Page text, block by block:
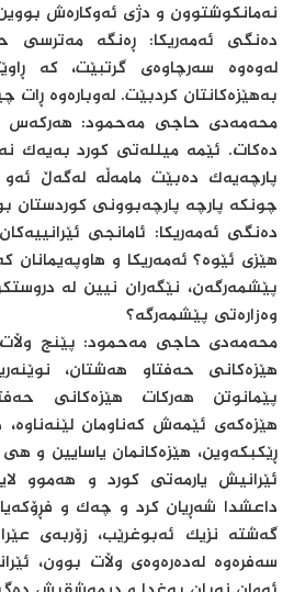
نەمانکوشتوون و دژی ئەوکارەش
دەنگی ئەمەریکا: ڕەنگە مەترسی
لەوەوە سەرچاوەی گرتبێت، کە
بەهێزەکانتان کردبێت. لەوبارەوە ڕات
محەمەدی حاجی مەحمود: هەرکەس
دەکات. ئێمە میللەتی کورد بەیەک
پارچەیەک دەبێت مامەڵە لەگەڵ ئەو
چونکە پارچە پارچەبوونی کوردستان
دەنگی ئەمەریکا: ئامانجی
هێزی ئێوە؟ ئەمەریکا و
پێشمەرگەن، نێگەران نیین لە
وەزارەتی پێشمەرگە؟
محەمەدی حاجی مەحمود: پێنج
هێزەکانی حەفتاو هەشتان،
پێمانوتن هەرکات هێزەکانی
هێزەکەی ئێمەش کەناومان
ڕێکبکەوین، هێزەکانمان یاسایین و
ئێرانیش یارمەتی کورد و هەموو
داعشدا شەڕیان کرد و چەک و
گەشتە نزیک ئەبوغرێب، زۆربەی
سەفرەوە لەدەرەوەی وڵات بوون،